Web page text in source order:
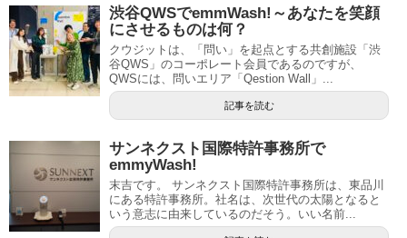
渋谷QWSでemmWash!～あなたを笑顔
にさせるものは何？
クウジットは、「問い」を起点とする共創施設「渋
谷QWS」のコーポレート会員であるのですが、
QWSには、問いエリア「Qestion Wall」...
記事を読む
サンネクスト国際特許事務所で
emmyWash!
末吉です。 サンネクスト国際特許事務所は、東品川
にある特許事務所。社名は、次世代の太陽となると
いう意志に由来しているのだそう。いい名前...